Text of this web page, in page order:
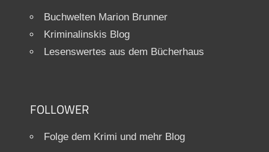
Buchwelten Marion Brunner
Kriminalinskis Blog
Lesenswertes aus dem Bücherhaus
FOLLOWER
Folge dem Krimi und mehr Blog